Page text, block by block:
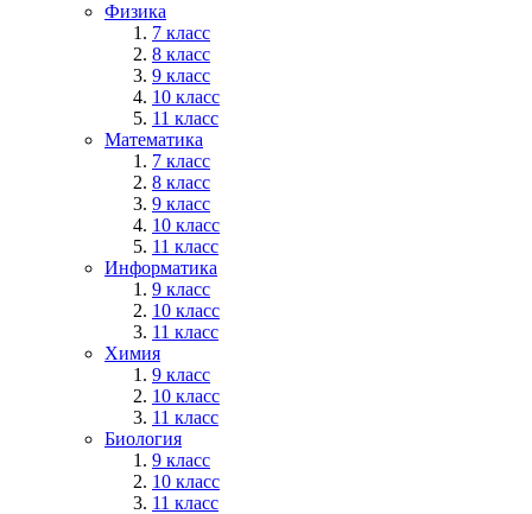
Физика
7 класс
8 класс
9 класс
10 класс
11 класс
Математика
7 класс
8 класс
9 класс
10 класс
11 класс
Информатика
9 класс
10 класс
11 класс
Химия
9 класс
10 класс
11 класс
Биология
9 класс
10 класс
11 класс